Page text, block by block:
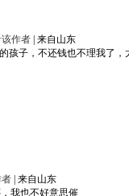
该作者 来自山东
孩子，不还钱也不理我了
者 来自山东
我也不好意思催